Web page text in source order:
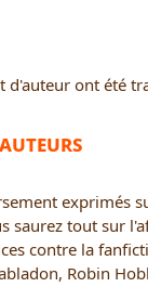
d'auteur ont été
exprimés
saurez tout sur
contre la
Robin